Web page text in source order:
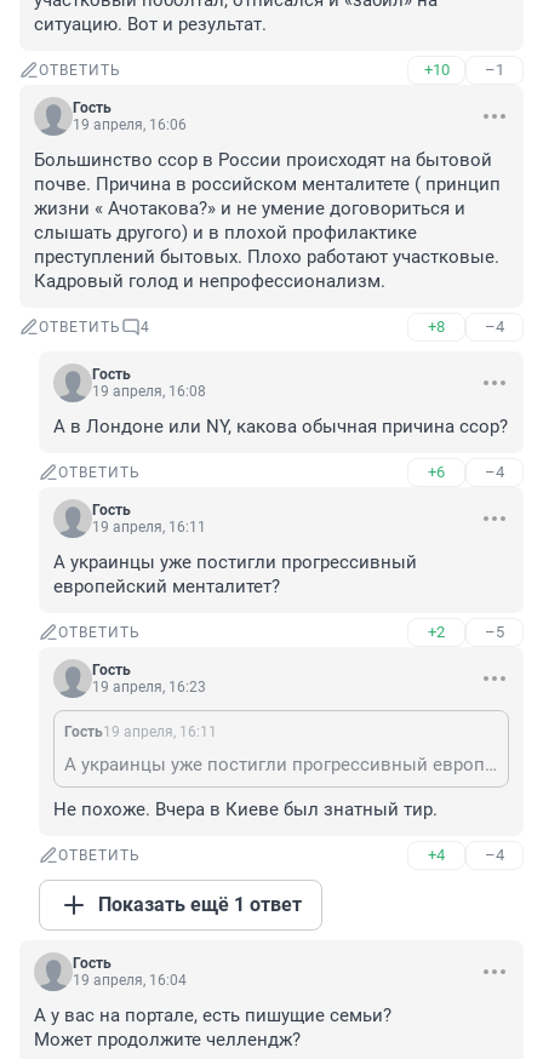
ситуацию. Вот и результат.
ОТВЕТИТЬ +10 –1
Гость
19 апреля, 16:06
Большинство ссор в России происходят на бытовой
почве. Причина в российском менталитете ( принцип
жизни « Ачотакова?» и не умение договориться и
слышать другого) и в плохой профилактике
преступлений бытовых. Плохо работают участковые.
Кадровый голод и непрофессионализм.
ОТВЕТИТЬ 4 +8 –4
Гость
19 апреля, 16:08
А в Лондоне или NY, какова обычная причина ссор?
ОТВЕТИТЬ +6 –4
Гость
19 апреля, 16:11
А украинцы уже постигли прогрессивный
европейский менталитет?
ОТВЕТИТЬ +2 –5
Гость
19 апреля, 16:23
Гость19 апреля, 16:11
А украинцы уже постигли прогрессивный европейский менталитет?
Не похоже. Вчера в Киеве был знатный тир.
ОТВЕТИТЬ +4 –4
Показать ещё 1 ответ
Гость
19 апреля, 16:04
А у вас на портале, есть пишущие семьи?
Может продолжите челлендж?